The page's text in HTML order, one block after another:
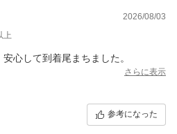
2026/08/03
上
心して到着尾まちました。
さらに表示
参考になった